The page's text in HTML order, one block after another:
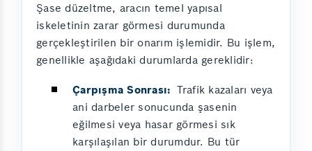
Şase düzeltme, aracın temel yapısal
iskeletinin zarar görmesi durumunda
gerçekleştirilen bir onarım işlemidir. Bu işlem,
genellikle aşağıdaki durumlarda gereklidir:
Çarpışma Sonrası: Trafik kazaları veya
ani darbeler sonucunda şasenin
eğilmesi veya hasar görmesi sık
karşılaşılan bir durumdur. Bu tür